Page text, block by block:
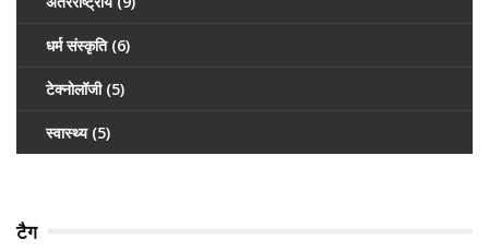
धर्म संस्कृति (6)
टेक्नोलॉजी (5)
स्वास्थ्य (5)
टैग